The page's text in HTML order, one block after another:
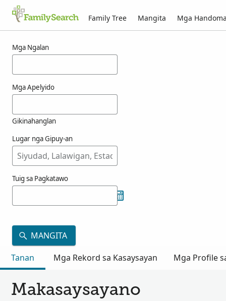
Family Tree Mangita Mga
Mga Ngalan
Mga Apelyido
Gikinahanglan
Lugar nga Gipuy-an
Tuig sa Pagkatawo
MANGITA
Tanan
Mga Rekord sa Kasaysayan Mga Profile
Makasaysayano